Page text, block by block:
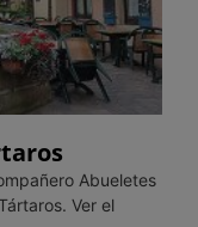
Abueletes
Ver el